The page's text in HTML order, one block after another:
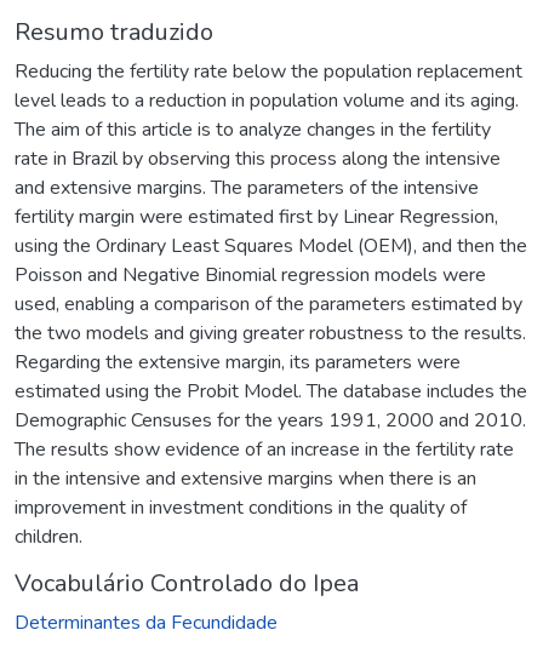
Resumo traduzido
Reducing the fertility rate below the population replacement
level leads to a reduction in population volume and its aging.
The aim of this article is to analyze changes in the fertility
rate in Brazil by observing this process along the intensive
and extensive margins. The parameters of the intensive
fertility margin were estimated first by Linear Regression,
using the Ordinary Least Squares Model (OEM), and then the
Poisson and Negative Binomial regression models were
used, enabling a comparison of the parameters estimated by
the two models and giving greater robustness to the results.
Regarding the extensive margin, its parameters were
estimated using the Probit Model. The database includes the
Demographic Censuses for the years 1991, 2000 and 2010.
The results show evidence of an increase in the fertility rate
in the intensive and extensive margins when there is an
improvement in investment conditions in the quality of
children.
Vocabulário Controlado do Ipea
Determinantes da Fecundidade